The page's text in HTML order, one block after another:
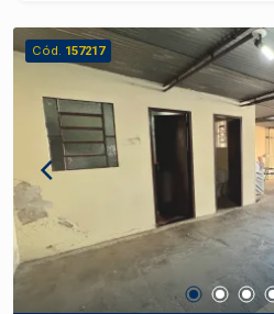
excelente localização,
fácil acesso a vias
Independência e a região
e Mobilidade . Situado
viários (incluindo as
Prof. Alberto Vollet Sachs),
deslocamentos rápidos
regiões. A sua localização
facilita a saída para cidades
Infraestrutura e Comércio
apelo residencial e ruas
Cód. 157217